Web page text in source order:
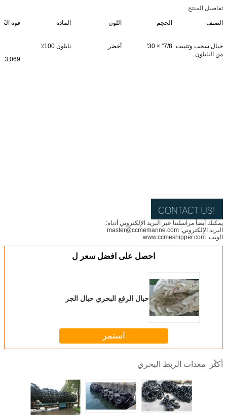
تفاصيل المنتج
الصنف الحجم اللون المادة قوة
حبال سحب وتثبيت
من النايلون
7/8" × 30' أخضر
نايلون 100٪
33,069 رطل.
يمكنك أيضاً مراسلتنا عبر البريد الإلكتروني أدناه:
البريد الإلكتروني: master@ccmemarine.com
الويب: www.ccmeshipper.com
احصل على افضل سعر ل
حبال الرفع البحري حبال الجر
استمر
أكثر معدات الربط البحري